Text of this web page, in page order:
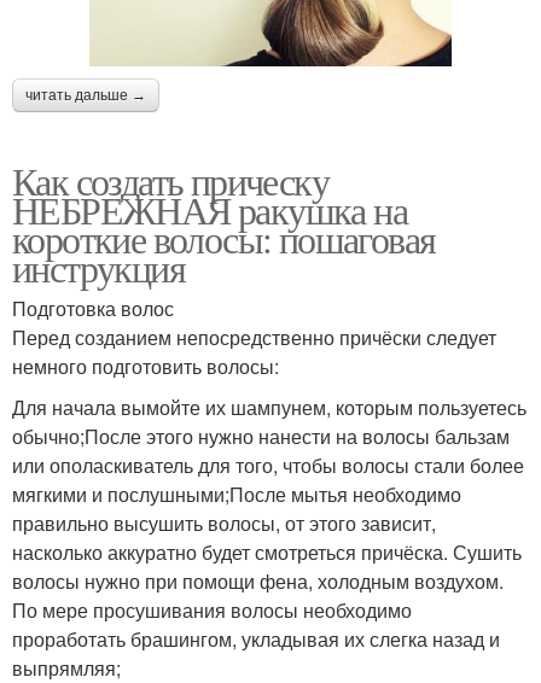
читать дальше →
Как создать прическу
НЕБРЕЖНАЯ ракушка на
короткие волосы: пошаговая
инструкция
Подготовка волос
Перед созданием непосредственно причёски следует
немного подготовить волосы:
Для начала вымойте их шампунем, которым пользуетесь
обычно;После этого нужно нанести на волосы бальзам
или ополаскиватель для того, чтобы волосы стали более
мягкими и послушными;После мытья необходимо
правильно высушить волосы, от этого зависит,
насколько аккуратно будет смотреться причёска. Сушить
волосы нужно при помощи фена, холодным воздухом.
По мере просушивания волосы необходимо
проработать брашингом, укладывая их слегка назад и
выпрямляя;